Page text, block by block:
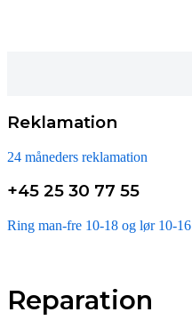
Reklamation
24 måneders reklamation
+45 25 30 77 55
Ring man-fre 10-18 og lør 10-16
Reparation